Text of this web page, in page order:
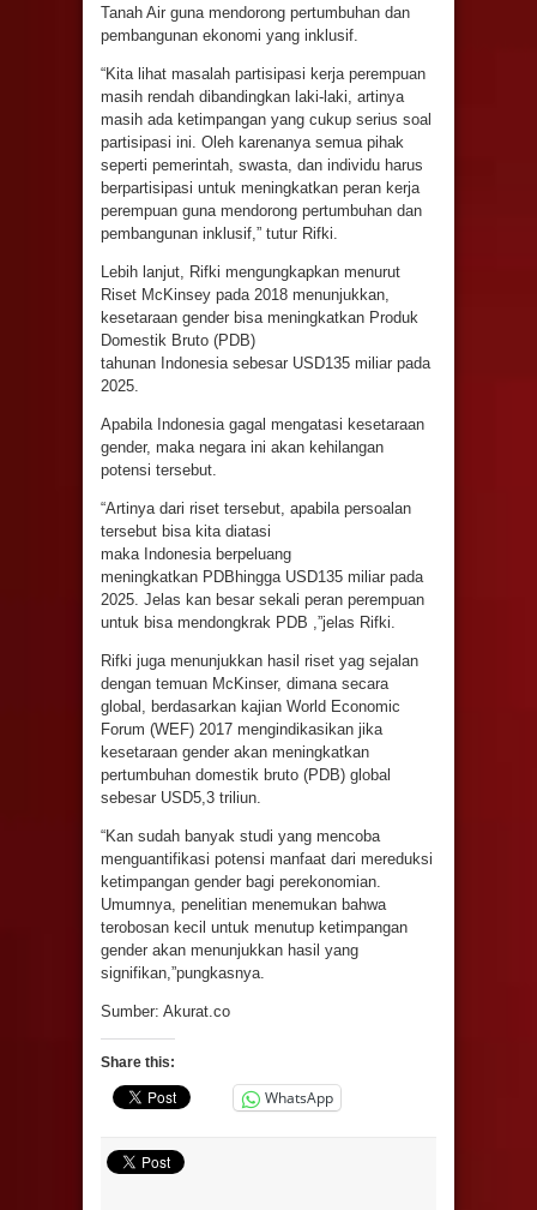
Tanah Air guna mendorong pertumbuhan dan
pembangunan ekonomi yang inklusif.
“Kita lihat masalah partisipasi kerja perempuan
masih rendah dibandingkan laki-laki, artinya
masih ada ketimpangan yang cukup serius soal
partisipasi ini. Oleh karenanya semua pihak
seperti pemerintah, swasta, dan individu harus
berpartisipasi untuk meningkatkan peran kerja
perempuan guna mendorong pertumbuhan dan
pembangunan inklusif,” tutur Rifki.
Lebih lanjut, Rifki mengungkapkan menurut
Riset McKinsey pada 2018 menunjukkan,
kesetaraan gender bisa meningkatkan Produk
Domestik Bruto (PDB)
tahunan Indonesia sebesar USD135 miliar pada
2025.
Apabila Indonesia gagal mengatasi kesetaraan
gender, maka negara ini akan kehilangan
potensi tersebut.
“Artinya dari riset tersebut, apabila persoalan
tersebut bisa kita diatasi
maka Indonesia berpeluang
meningkatkan PDBhingga USD135 miliar pada
2025. Jelas kan besar sekali peran perempuan
untuk bisa mendongkrak PDB ,”jelas Rifki.
Rifki juga menunjukkan hasil riset yag sejalan
dengan temuan McKinser, dimana secara
global, berdasarkan kajian World Economic
Forum (WEF) 2017 mengindikasikan jika
kesetaraan gender akan meningkatkan
pertumbuhan domestik bruto (PDB) global
sebesar USD5,3 triliun.
“Kan sudah banyak studi yang mencoba
menguantifikasi potensi manfaat dari mereduksi
ketimpangan gender bagi perekonomian.
Umumnya, penelitian menemukan bahwa
terobosan kecil untuk menutup ketimpangan
gender akan menunjukkan hasil yang
signifikan,”pungkasnya.
Sumber: Akurat.co
Share this:
WhatsApp